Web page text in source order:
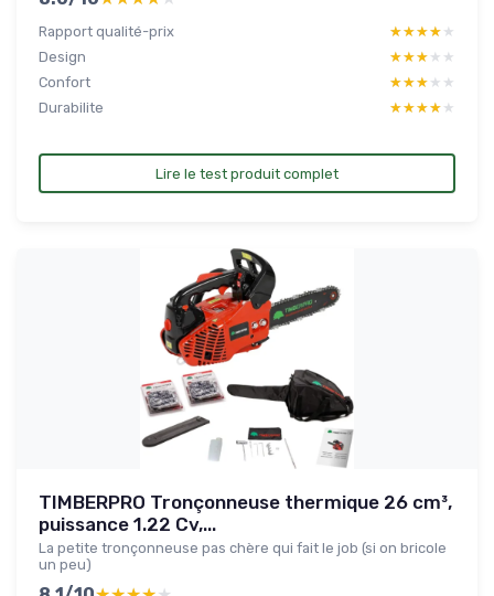
Rapport qualité-prix ★★★★★
★★★★★
Design
★★★★★
★★★★★
Confort
★★★★★
★★★★★
Durabilite
★★★★★
★★★★★
Lire le test produit complet
TIMBERPRO Tronçonneuse thermique 26 cm³,
puissance 1.22 Cv,...
La petite tronçonneuse pas chère qui fait le job (si on bricole
un peu)